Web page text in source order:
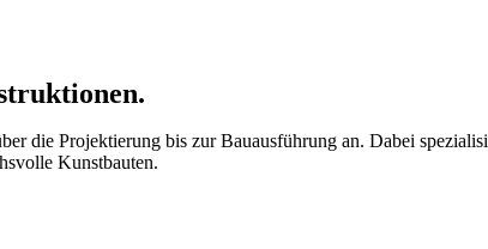
die Projektierung bis zur Bauausführung an. Dabei
Kunstbauten.